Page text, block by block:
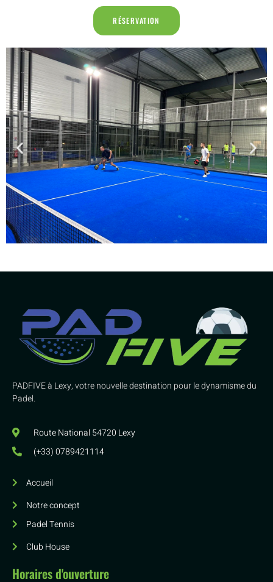
RÉSERVATION
PADFIVE à Lexy, votre nouvelle destination pour le dynamisme du
Padel.
Route National 54720 Lexy
(+33) 0789421114
Accueil
Notre concept
Padel Tennis
Club House
Horaires d'ouverture